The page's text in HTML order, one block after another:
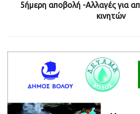
5ήμερη αποβολή -Αλλαγές για
κινητών